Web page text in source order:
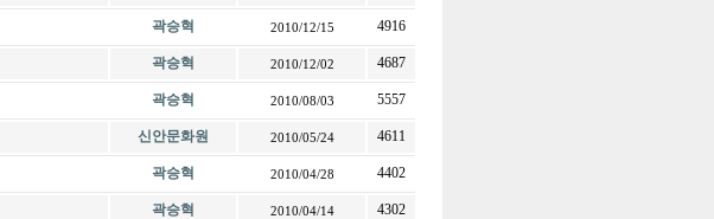
곽승혁 2010/12/15 4916
곽승혁 2010/12/02 4687
곽승혁 2010/08/03 5557
신안문화원 2010/05/24 4611
곽승혁 2010/04/28 4402
곽승혁 2010/04/14 4302